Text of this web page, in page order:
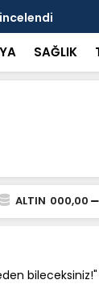
SAĞLIK
ALTIN 000,00
bileceksiniz!"